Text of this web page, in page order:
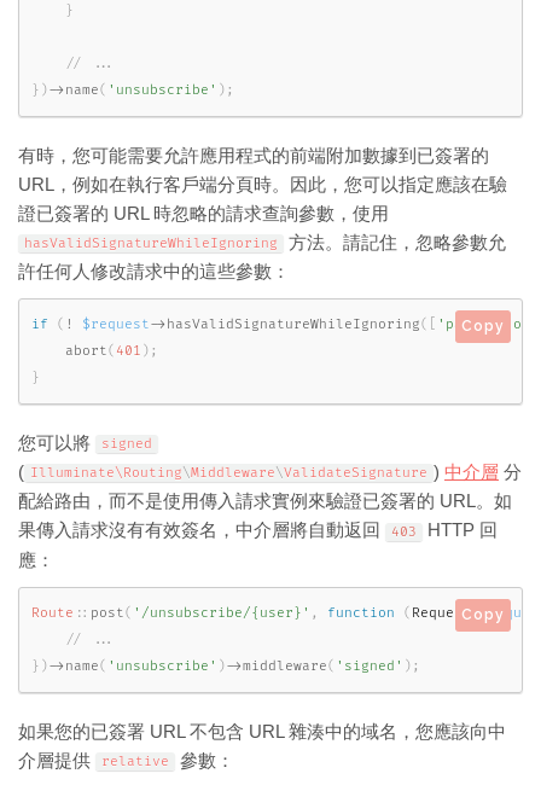
}
} ) -> name( 'unsubscribe' ) ;
有時，您可能需要允許應用程式的前端附加數據到已簽署的
URL，例如在執行客戶端分頁時。因此，您可以指定應該在驗
證已簽署的 URL 時忽略的請求查詢參數，使用
hasValidSignatureWhileIgnoring
方法。請記住，忽略參數允
許任何人修改請求中的這些參數：
if ( ! $request-> hasValidSignatureWhileIgnoring( 'page',
abort( 401 ) ;
}
Copy
您可以將 signed
( Illuminate\ Routing\Middleware\ValidateSignature ) 中介層 分
配給路由，而不是使用傳入請求實例來驗證已簽署的 URL。如
果傳入請求沒有有效簽名，中介層將自動返回
403
HTTP 回
應：
Route :: post ( '/unsubscribe/{user}' , function ( Request
} ) -> name( 'unsubscribe' ) ->middleware( 'signed' ) ;
Copy
如果您的已簽署 URL 不包含 URL 雜湊中的域名，您應該向中
介層提供
relative 參數：